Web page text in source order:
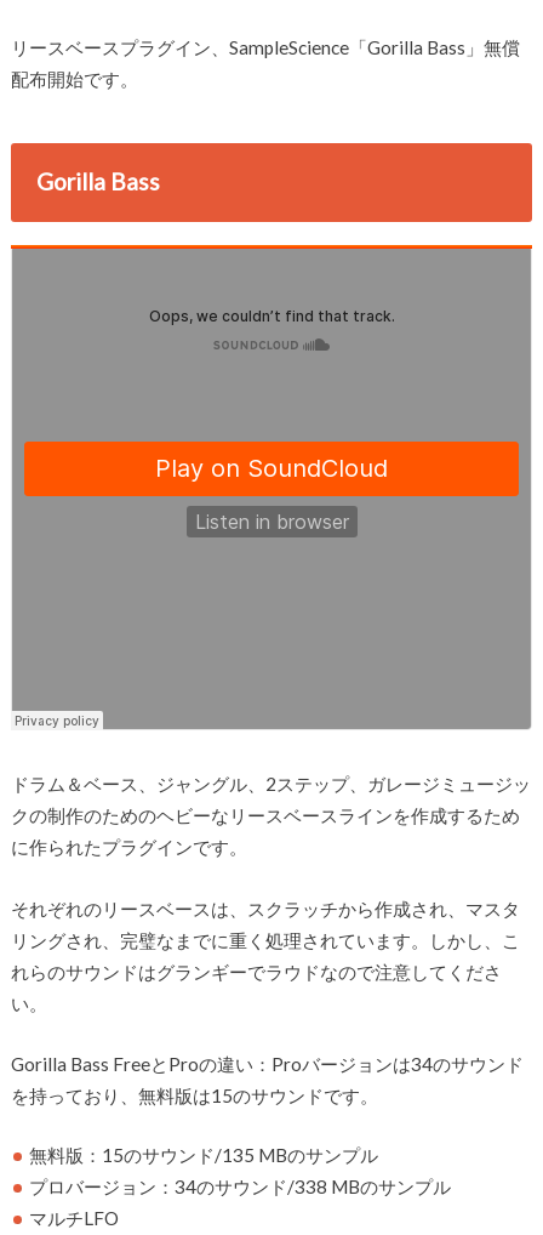
リースベースプラグイン、SampleScience「Gorilla Bass」無償
配布開始です。
Gorilla Bass
ドラム＆ベース、ジャングル、2ステップ、ガレージミュージッ
クの制作のためのヘビーなリースベースラインを作成するため
に作られたプラグインです。
それぞれのリースベースは、スクラッチから作成され、マスタ
リングされ、完璧なまでに重く処理されています。しかし、こ
れらのサウンドはグランギーでラウドなので注意してくださ
い。
Gorilla Bass FreeとProの違い：Proバージョンは34のサウンド
を持っており、無料版は15のサウンドです。
無料版：15のサウンド/135 MBのサンプル
プロバージョン：34のサウンド/338 MBのサンプル
マルチLFO